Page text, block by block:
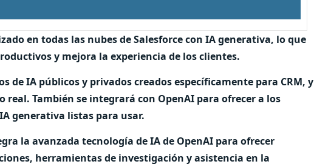
en todas las nubes de Salesforce con IA generativa, lo que
y mejora la experiencia de los clientes.
de IA públicos y privados creados específicamente para CRM, y
También se integrará con OpenAI para ofrecer a los
generativa listas para usar.
la avanzada tecnología de IA de OpenAI para ofrecer
herramientas de investigación y asistencia en la